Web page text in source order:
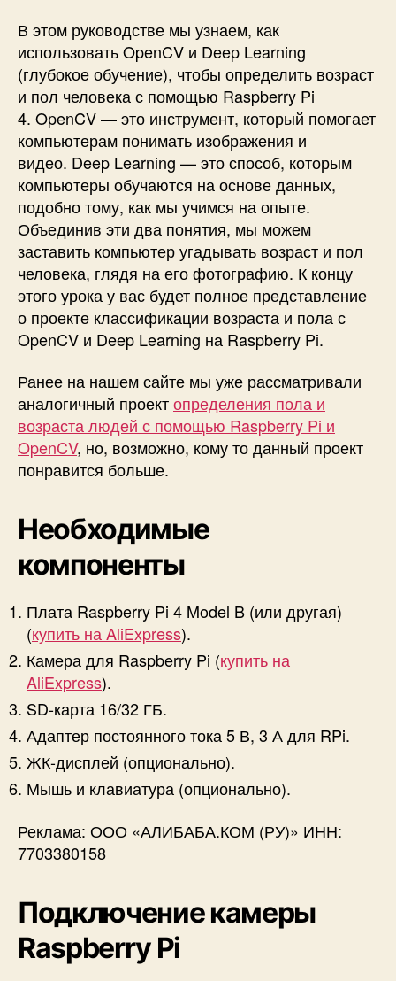
л
у
б
о
о
г
о
о
б
у
ч
е
н
и
я
н
R
a
s
p
В этом руководстве мы узнаем, как
использовать OpenCV и Deep Learning
(глубокое обучение), чтобы определить возраст
и пол человека с помощью Raspberry Pi
4. OpenCV — это инструмент, который помогает
компьютерам понимать изображения и
видео. Deep Learning — это способ, которым
компьютеры обучаются на основе данных,
подобно тому, как мы учимся на опыте.
Объединив эти два понятия, мы можем
заставить компьютер угадывать возраст и пол
человека, глядя на его фотографию. К концу
этого урока у вас будет полное представление
о проекте классификации возраста и пола с
OpenCV и Deep Learning на Raspberry Pi.
Ранее на нашем сайте мы уже рассматривали
аналогичный проектопределения пола и
возраста людей с помощью Raspberry Pi и
OpenCV, но, возможно, кому то данный проект
понравится больше.
Необходимые
компоненты
Плата Raspberry Pi 4 Model B (или другая)
(купить на AliExpress).
Камера для Raspberry Pi (купить на
AliExpress).
SD-карта 16/32 ГБ.
Адаптер постоянного тока 5 В, 3 А для RPi.
ЖК-дисплей (опционально).
Мышь и клавиатура (опционально).
Реклама: ООО «АЛИБАБА.КОМ (РУ)» ИНН:
7703380158
Подключение камеры
Raspberry Pi